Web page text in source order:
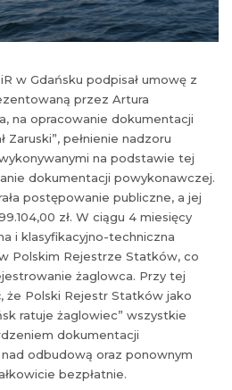
w Gdańsku podpisał umowę z
przez Artura
na opracowanie dokumentacji
Zaruski”, pełnienie nadzoru
na podstawie tej
dokumentacji powykonawczej.
postępowanie publiczne, a jej
zł. W ciągu 4 miesięcy
i klasyfikacyjno-techniczna
Polskim Rejestrze Statków, co
żaglowca. Przy tej
że Polski Rejestr Statków jako
ratuje żaglowiec” wszystkie
dokumentacji
odbudową oraz ponownym
bezpłatnie.